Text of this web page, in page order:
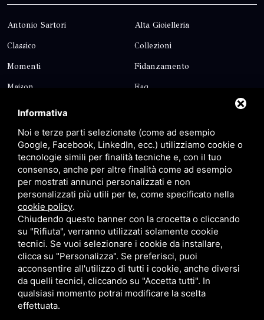
Antonio Sartori Alta Gioielleria
Classico Collezioni
Momenti Fidanzamento
Maison Faq
Blog
Sitemap Privacy
Contatti
Via Giolitti, 5 - 20025 - Legnano
+39 0331 1542871
+39 334 1291872
info@antoniosartori.com
Whatsapp
Informativa
Noi e terze parti selezionate (come ad esempio
Google, Facebook, LinkedIn, ecc.) utilizziamo cookie o
tecnologie simili per finalità tecniche e, con il tuo
consenso, anche per altre finalità come ad esempio
per mostrati annunci personalizzati e non
personalizzati più utili per te, come specificato nella
cookie policy.
Chiudendo questo banner con la crocetta o cliccando
su "Rifiuta", verranno utilizzati solamente cookie
tecnici. Se vuoi selezionare i cookie da installare,
clicca su "Personalizza". Se preferisci, puoi
acconsentire all'utilizzo di tutti i cookie, anche diversi
da quelli tecnici, cliccando su "Accetta tutti". In
qualsiasi momento potrai modificare la scelta
effettuata.